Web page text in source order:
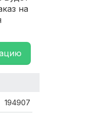
на
194907